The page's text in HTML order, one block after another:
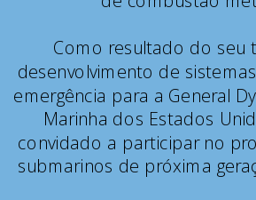
Como resultado do seu
desenvolvimento de
emergência para a General
Marinha dos Estados
convidado a participar no
submarinos de próxima